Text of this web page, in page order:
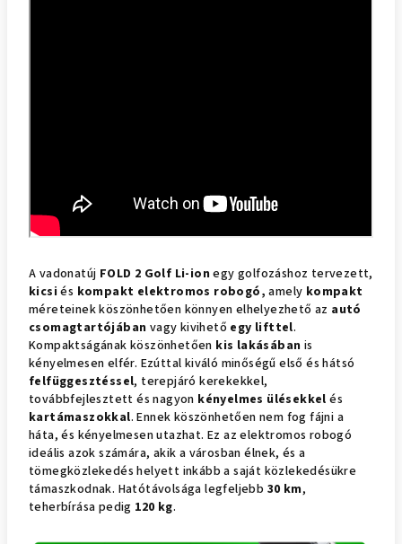
A vadonatúj FOLD 2 Golf Li-ionegy golfozáshoz tervezett,
kicsiés kompakt elektromos robogó,amely kompakt
méreteinek köszönhetően könnyen elhelyezhető az autó
csomagtartójában vagy kivihető egy lifttel.
Kompaktságának köszönhetően kis lakásában is
kényelmesen elfér. Ezúttal kiváló minőségű első és hátsó
felfüggesztéssel, terepjáró kerekekkel,
továbbfejlesztett és nagyon kényelmes ülésekkelés
kartámaszokkal. Ennek köszönhetően nem fog fájni a
háta, és kényelmesen utazhat. Ez az elektromos robogó
ideális azok számára, akik a városban élnek, és a
tömegközlekedés helyett inkább a saját közlekedésükre
támaszkodnak. Hatótávolsága legfeljebb 30 km,
teherbírása pedig 120 kg.